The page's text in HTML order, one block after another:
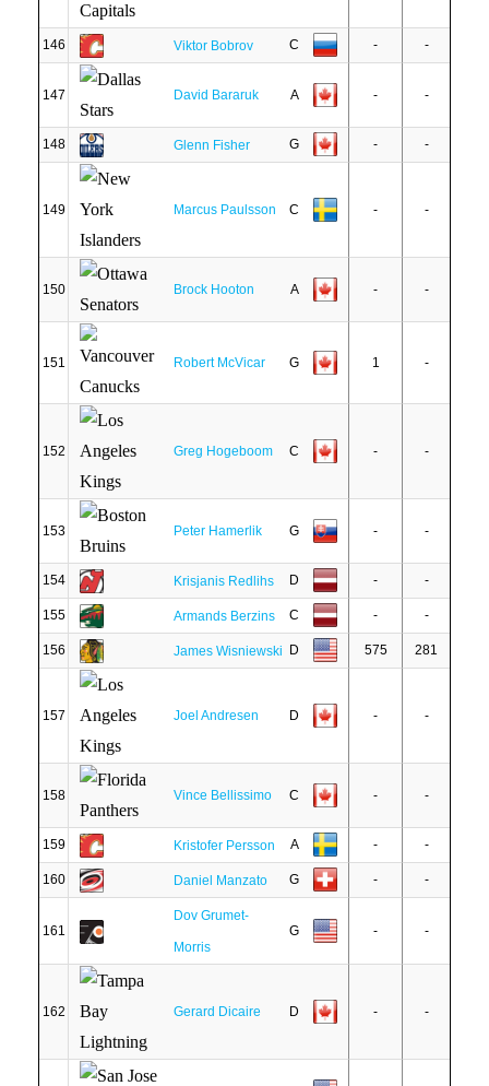
146 Viktor Bobrov C - -
147 David Bararuk A - -
148 Glenn Fisher G - -
149 Marcus Paulsson C - -
150 Brock Hooton A - -
151 Robert McVicar G 1 -
152 Greg Hogeboom C - -
153 Peter Hamerlik G - -
154 Krisjanis Redlihs D - -
155 Armands Berzins C - -
156 James Wisniewski D 575 281
157 Joel Andresen D - -
158 Vince Bellissimo C - -
159 Kristofer Persson A - -
160 Daniel Manzato G - -
161
Dov Grumet-
Morris
G - -
162 Gerard Dicaire D - -